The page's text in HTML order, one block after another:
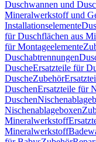
Duschwannen und
Mineralwerkstoff und
Installationselemente
für Duschflächen aus
für Montageelemente
Duschabtrennungen
DuscheErsatzteile für
DuscheZubehör
DuschenErsatzteile für
Duschen
Nischenablageboxen
Mineralwerkstoff
Mineralwerkstoff